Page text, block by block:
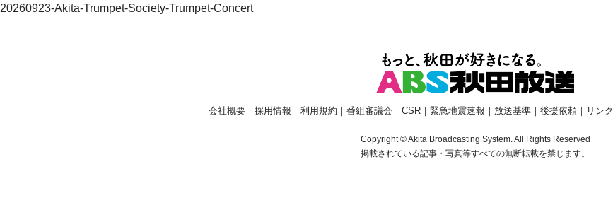
20260923-Akita-Trumpet-Society-Trumpet-Concert
会社概要｜ 採用情報 ｜ 利用規約 ｜ 番組審議会 ｜ CSR｜ 緊急地震速報 ｜ 放送基準｜ 後援依頼｜ リンク
Copyright © Akita Broadcasting System. All Rights Reserved
掲載されている記事・写真等すべての無断転載を禁じます。